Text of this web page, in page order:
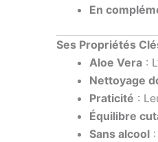
En
Ses Propriétés
Aloe Vera :
Nettoyage
Praticité :
Équilibre
Sans alcool